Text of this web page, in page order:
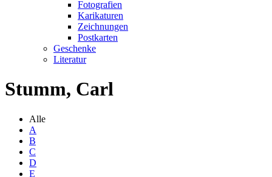
Fotografien
Karikaturen
Zeichnungen
Postkarten
Geschenke
Literatur
Stumm, Carl
Alle
A
B
C
D
E